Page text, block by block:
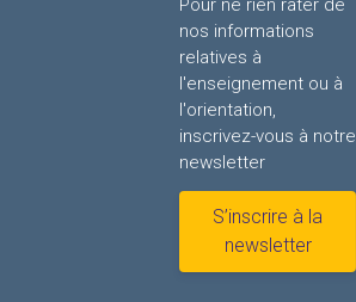
Pour ne rien rater de
nos informations
relatives à
l'enseignement ou à
l'orientation,
inscrivez-vous à notre
newsletter
S’inscrire à la
newsletter